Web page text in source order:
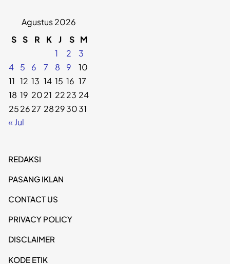
Agustus 2026
S S R K J S M
1
2
3
4
5 6 7 8 9
10
11 12 13 14 15 16 17
18 19 2021 2223 24
252627 28293031
« Jul
REDAKSI
PASANG IKLAN
CONTACT US
PRIVACY POLICY
DISCLAIMER
KODE ETIK